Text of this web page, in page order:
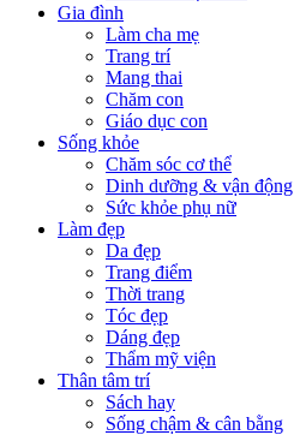
Gia đình
Làm cha mẹ
Trang trí
Mang thai
Chăm con
Giáo dục con
Sống khỏe
Chăm sóc cơ thể
Dinh dưỡng & vận động
Sức khỏe phụ nữ
Làm đẹp
Da đẹp
Trang điểm
Thời trang
Tóc đẹp
Dáng đẹp
Thẩm mỹ viện
Thân tâm trí
Sách hay
Sống chậm & cân bằng